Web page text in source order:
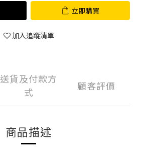
立即購買
加入追蹤清單
送貨及付款方
式
顧客評價
商品描述